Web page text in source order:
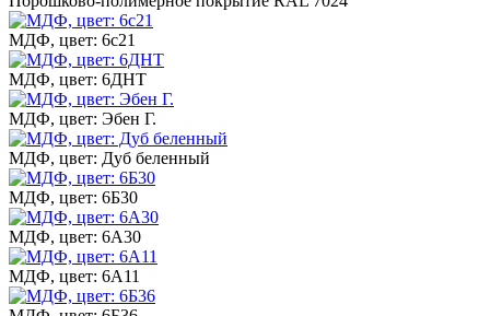
МДФ, цвет: 6с21
МДФ, цвет: 6ДНТ
МДФ, цвет: Эбен Г.
МДФ, цвет: Дуб беленный
МДФ, цвет: 6Б30
МДФ, цвет: 6А30
МДФ, цвет: 6А11